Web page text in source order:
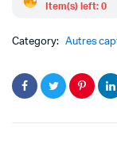
Item(s) left: 0
Category: Autres